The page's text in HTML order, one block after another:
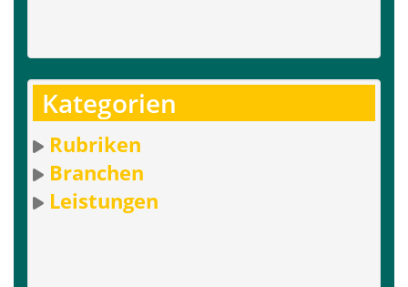
Kategorien
Rubriken
Branchen
Leistungen